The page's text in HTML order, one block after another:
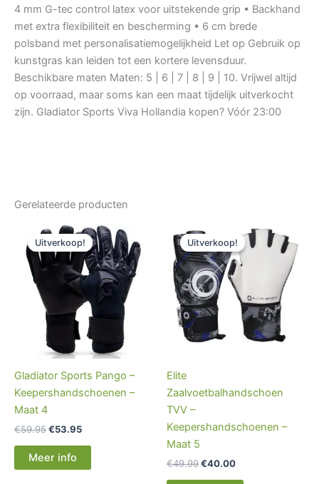
4 mm G-tec control latex voor uitstekende grip • Backhand
met extra flexibiliteit en bescherming • 6 cm brede
polsband met personalisatiemogelijkheid Let op Gebruik op
kunstgras kan leiden tot een kortere levensduur.
Beschikbare maten Maten: 5 | 6 | 7 | 8 | 9 | 10. Vrijwel altijd
op voorraad, maar soms kan een maat tijdelijk uitverkocht
zijn. Gladiator Sports Viva Hollandia kopen? Vóór 23:00
Gerelateerde producten
Uitverkoop!
Uitverkoop!
Gladiator Sports Pango –
Keepershandschoenen –
Maat 4
€59.95
Oorspronkelijke
prijs
was:
€59.95.
€53.95
Huidige
prijs
is:
€53.95.
Meer info
Uitverkoop!
Uitverkoop!
Elite
Zaalvoetbalhandschoen
TVV –
Keepershandschoenen –
Maat 5
€49.99
Oorspronkelijke
prijs
was:
€49.99.
€40.00
Huidige
prijs
is:
€40.00.